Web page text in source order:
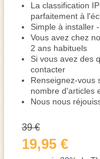
La classification
parfaitement à
Simple à installer
Vous avez chez
2 ans habituels
Si vous avez des
contacter
Renseignez-vous
nombre d'articles
Nous nous
39 €
19,95 €